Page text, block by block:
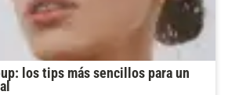
los tips más sencillos para un